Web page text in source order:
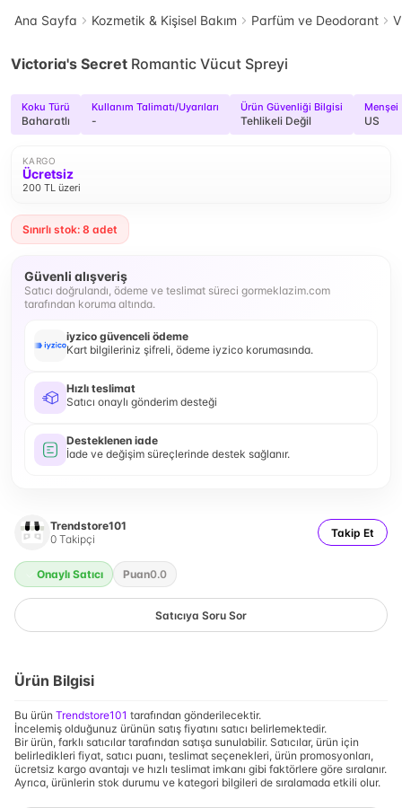
Ana Sayfa Kozmetik & Kişisel Bakım Parfüm ve Deodorant
Victoria's Secret Romantic Vücut Spreyi
Koku Türü
Baharatlı
Kullanım Talimatı/Uyarıları
-
Ürün Güvenliği Bilgisi
Tehlikeli Değil
Menşei
US
KARGO
Ücretsiz
200 TL üzeri
Sınırlı stok: 8 adet
Güvenli alışveriş
Satıcı doğrulandı, ödeme ve teslimat süreci gormeklazim.com
tarafından koruma altında.
iyzico güvenceli ödeme
Kart bilgileriniz şifreli, ödeme iyzico korumasında.
Hızlı teslimat
Satıcı onaylı gönderim desteği
Desteklenen iade
İade ve değişim süreçlerinde destek sağlanır.
Trendstore101
0 Takipçi Takip Et
Onaylı Satıcı Puan0.0
Satıcıya Soru Sor
Ürün Bilgisi
Bu ürün Trendstore101 tarafından gönderilecektir.
İncelemiş olduğunuz ürünün satış fiyatını satıcı belirlemektedir.
Bir ürün, farklı satıcılar tarafından satışa sunulabilir. Satıcılar, ürün için
belirledikleri fiyat, satıcı puanı, teslimat seçenekleri, ürün promosyonları,
ücretsiz kargo avantajı ve hızlı teslimat imkanı gibi faktörlere göre sıralanır.
Ayrıca, ürünlerin stok durumu ve kategori bilgileri de sıralamada etkili olur.